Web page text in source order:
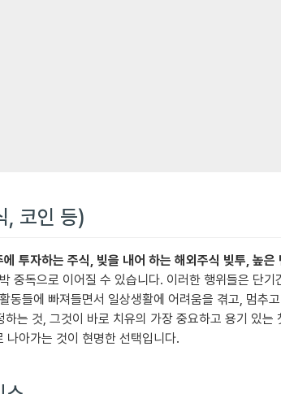
, 코인 등)
에 투자하는 주식, 빚을 내어 하는 해외주식 빚투, 높
중독으로 이어질 수 있습니다. 이러한 행위들은 단
들에 빠져들면서 일상생활에 어려움을 겪고, 멈추
는 것, 그것이 바로 치유의 가장 중요하고 용기 있는
나아가는 것이 현명한 선택입니다.